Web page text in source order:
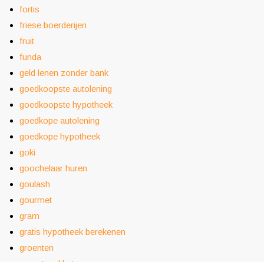
fortis
friese boerderijen
fruit
funda
geld lenen zonder bank
goedkoopste autolening
goedkoopste hypotheek
goedkope autolening
goedkope hypotheek
goki
goochelaar huren
goulash
gourmet
gram
gratis hypotheek berekenen
groenten